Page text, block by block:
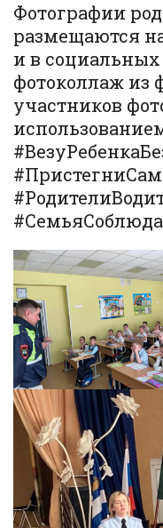
Фотографии
размещаются
и в
фотоколлаж из
участников